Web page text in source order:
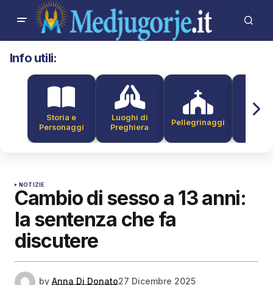
Info utili:
Storia e
Personaggi
Luoghi di
Preghiera
Pellegrinaggi
NOTIZIE
Cambio di sesso a 13 anni:
la sentenza che fa
discutere
by Anna Di Donato27 Dicembre 2025